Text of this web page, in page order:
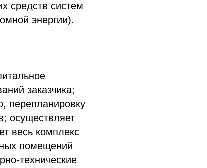
средств систем
энергии).
заказчика;
перепланировку
осуществляет
весь комплекс
помещений
технические